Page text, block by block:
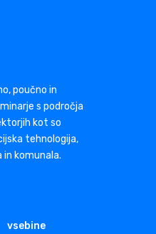
poučno in
s področja
kot so
tehnologija,
komunala.
vsebine